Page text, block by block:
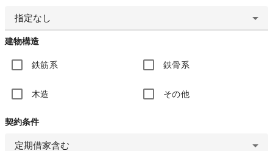
指定なし
建物構造
鉄筋系 鉄骨系
木造 その他
契約条件
定期借家含む